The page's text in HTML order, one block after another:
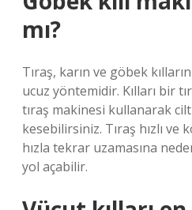
mı?
Tıraş, karın ve göbek
ucuz yöntemidir. Kılları bir
tıraş makinesi kullanarak
kesebilirsiniz. Tıraş hızlı ve
hızla tekrar uzamasına
yol açabilir.